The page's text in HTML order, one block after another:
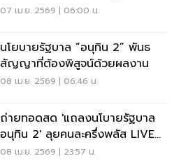
07 เม.ย. 2569 | 06:00 น.
นโยบายรัฐบาล “อนุทิน 2” พันธ
สัญญาที่ต้องพิสูจน์ด้วยผลงาน
08 เม.ย. 2569 | 06:46 น.
ถ่ายทอดสด 'แถลงนโบายรัฐบาล
อนุทิน 2' ลุยคนละครึ่งพลัส LIVE
ชมสดวันนี้ 9 เม.ย.69
08 เม.ย. 2569 | 23:57 น.